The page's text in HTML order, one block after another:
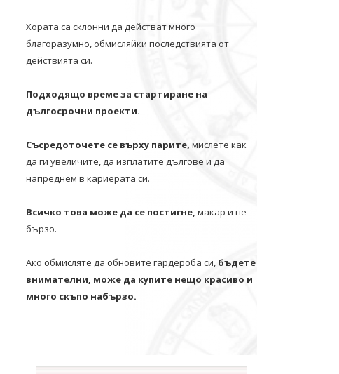
Хората са склонни да действат много
благоразумно, обмисляйки последствията от
действията си.
Подходящо време за стартиране на
дългосрочни проекти.
Съсредоточете се върху парите, мислете как
да ги увеличите, да изплатите дългове и да
напреднем в кариерата си.
Всичко това може да се постигне, макар и не
бързо.
Ако обмисляте да обновите гардероба си, бъдете
внимателни, може да купите нещо красиво и
много скъпо набързо.